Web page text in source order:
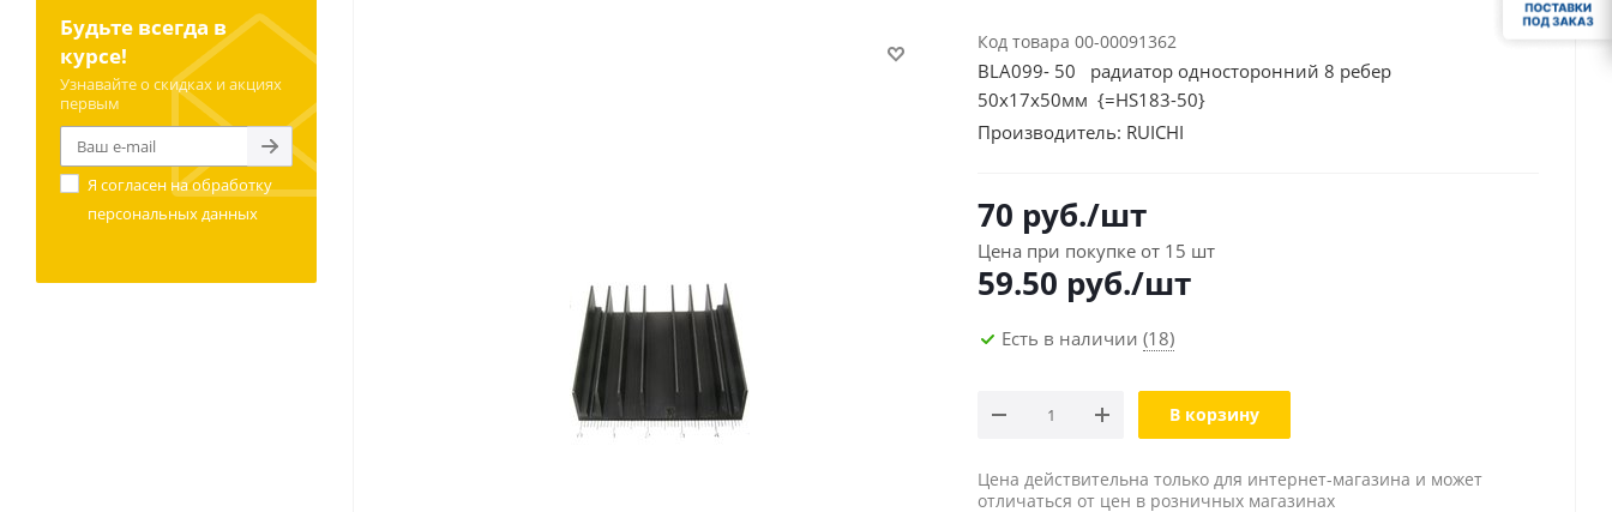
Код товара 00-00091362
BLA099- 50 радиатор односторонний 8 ребер
50х17х50мм {=HS183-50}
Производитель: RUICHI
70 руб./шт
Цена при покупке от 15 шт
59.50 руб./шт
Есть в наличии (18)
В корзину
Цена действительна только для интернет-магазина и может
отличаться от цен в розничных магазинах
Будьте всегда в
курсе!
Узнавайте о скидках и акциях
первым
Я согласен наобработку
персональных данных